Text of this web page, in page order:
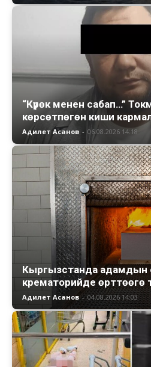
“Күрөк менен сабап…”
көрсөтпөгөн киши
Адилет Асанов - 06.08.2026 14:18
Кыргызстанда адамдын
крематорийде
Адилет Асанов - 04.08.2026 14:03